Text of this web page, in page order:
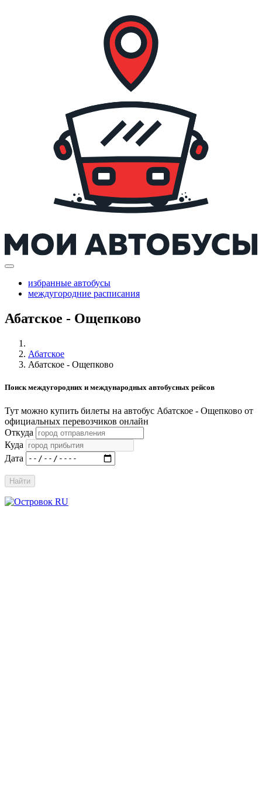
избранные автобусы
междугородние расписания
Абатское - Ощепково
Абатское
Абатское - Ощепково
Поиск междугородних и международных автобусных рейсов
Тут можно купить билеты на автобус Абатское - Ощепково от
официальных перевозчиков онлайн
Откуда
Куда
Дата
Найти